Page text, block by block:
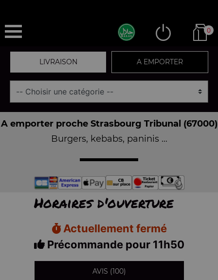
0
LIVRAISON A EMPORTER
A emporter proche Strasbourg Tribunal (67000)
Burgers, kebabs, paninis ...
Horaires d'ouverture
Actuellement fermé
Précommande pour 11h50
AVIS (100)